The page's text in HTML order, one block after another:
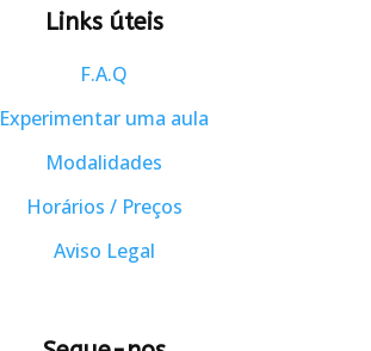
Links úteis
F.A.Q
Experimentar uma aula
Modalidades
Horários / Preços
Aviso Legal